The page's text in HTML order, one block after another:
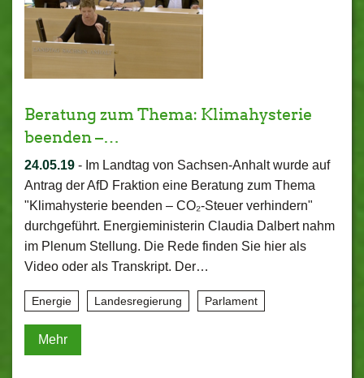
Beratung zum Thema: Klimahysterie
beenden –…
24.05.19 - Im Landtag von Sachsen-Anhalt wurde auf
Antrag der AfD Fraktion eine Beratung zum Thema
"Klimahysterie beenden – CO₂-Steuer verhindern"
durchgeführt. Energieministerin Claudia Dalbert nahm
im Plenum Stellung. Die Rede finden Sie hier als
Video oder als Transkript. Der…
Energie Landesregierung Parlament
Mehr